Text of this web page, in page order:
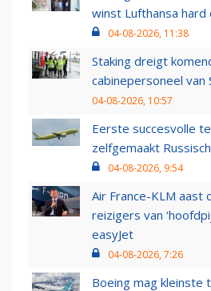
winst Lufthansa hard
04-08-2026, 11:38
Staking dreigt
cabinepersoneel van
04-08-2026, 10:57
Eerste succesvolle
zelfgemaakt
04-08-2026, 9:54
Air France-KLM aast
reizigers van
easyJet
04-08-2026, 7:26
Boeing mag kleinste